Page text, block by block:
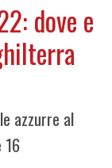
dove e
azzurre al
16